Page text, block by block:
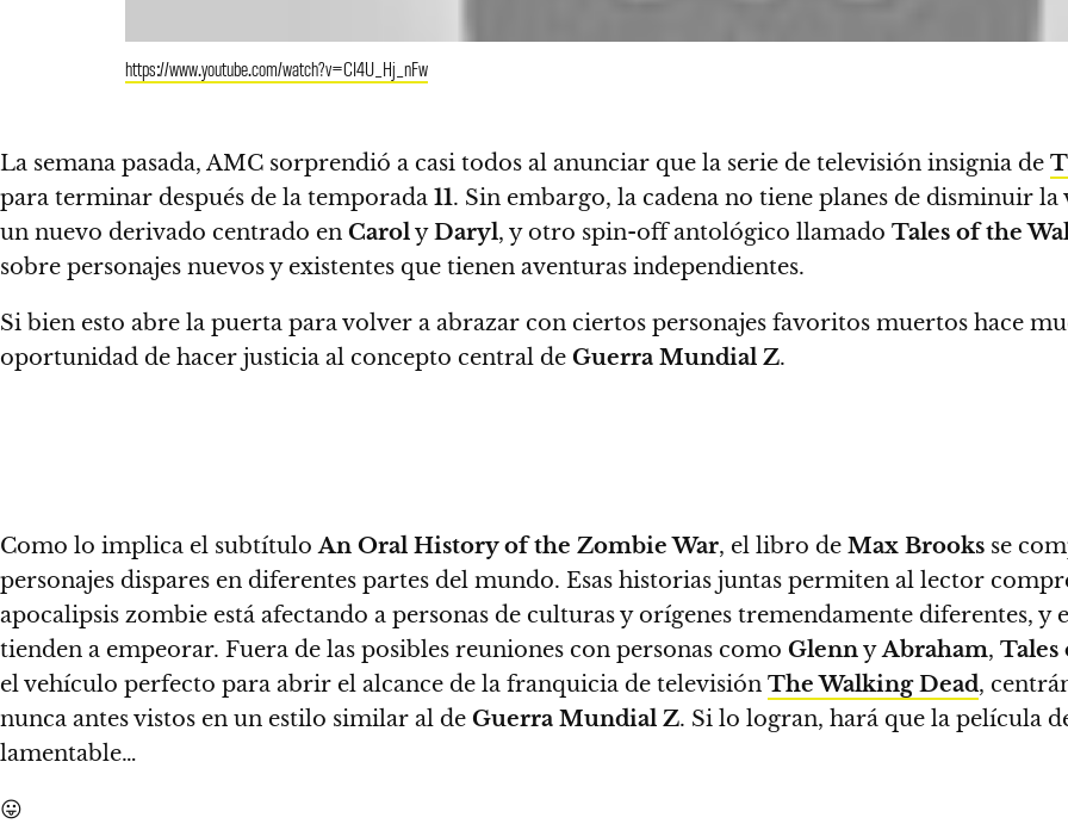
https://www.youtube.com/watch?v=CI4U_Hj_nFw
La semana pasada, AMC sorprendió a casi todos al anunciar que la serie de televisión insignia de
para terminar después de la temporada 11. Sin embargo, la cadena no tiene planes de disminuir
un nuevo derivado centrado en CarolyDaryl, y otro spin-off antológico llamado Tales of the
sobre personajes nuevos y existentes que tienen aventuras independientes.
Si bien esto abre la puerta para volver a abrazar con ciertos personajes favoritos muertos hace
oportunidad de hacer justicia al concepto central de Guerra Mundial Z.
Como lo implica el subtítuloAn Oral History of the Zombie War, el libro de Max Brooks se
personajes dispares en diferentes partes del mundo. Esas historias juntas permiten al lector
apocalipsis zombie está afectando a personas de culturas y orígenes tremendamente diferentes, y
tienden a empeorar. Fuera de las posibles reuniones con personas como GlennyAbraham, Tales
el vehículo perfecto para abrir el alcance de la franquicia de televisión The Walking Dead,
nunca antes vistos en un estilo similar al de Guerra Mundial Z. Si lo logran, hará que la película
lamentable…
😛